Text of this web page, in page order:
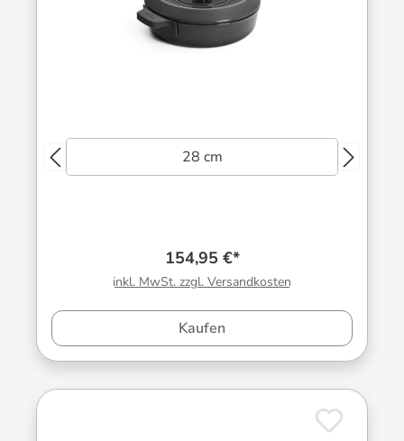
28 cm
154,95 €*
inkl. MwSt. zzgl. Versandkosten
Kaufen